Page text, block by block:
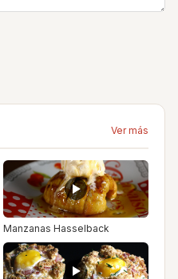
Ver más
Manzanas Hasselback